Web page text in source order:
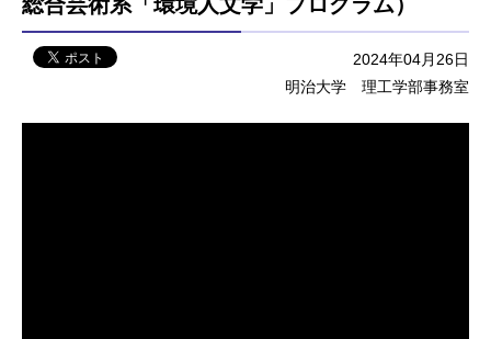
2024年04月26日
明治大学 理工学部事務室